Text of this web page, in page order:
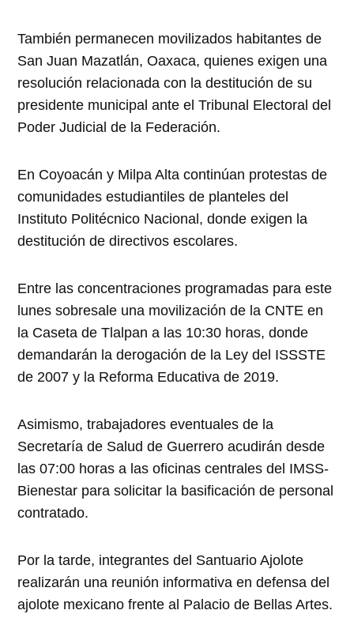
También permanecen movilizados habitantes de
San Juan Mazatlán, Oaxaca, quienes exigen una
resolución relacionada con la destitución de su
presidente municipal ante el Tribunal Electoral del
Poder Judicial de la Federación.
En Coyoacán y Milpa Alta continúan protestas de
comunidades estudiantiles de planteles del
Instituto Politécnico Nacional, donde exigen la
destitución de directivos escolares.
Entre las concentraciones programadas para este
lunes sobresale una movilización de la CNTE en
la Caseta de Tlalpan a las 10:30 horas, donde
demandarán la derogación de la Ley del ISSSTE
de 2007 y la Reforma Educativa de 2019.
Asimismo, trabajadores eventuales de la
Secretaría de Salud de Guerrero acudirán desde
las 07:00 horas a las oficinas centrales del IMSS-
Bienestar para solicitar la basificación de personal
contratado.
Por la tarde, integrantes del Santuario Ajolote
realizarán una reunión informativa en defensa del
ajolote mexicano frente al Palacio de Bellas Artes.